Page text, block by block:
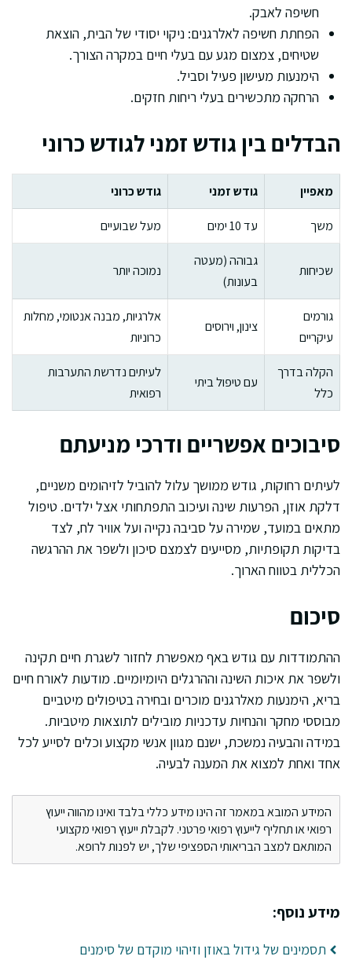
חשיפה לאבק.
הפחתת חשיפה לאלרגנים: ניקוי יסודי של הבית, הוצאת
שטיחים, צמצום מגע עם בעלי חיים במקרה הצורך.
הימנעות מעישון פעיל וסביל.
הרחקה מתכשירים בעלי ריחות חזקים.
הבדלים בין גודש זמני לגודש כרוני
מאפיין גודש זמני
גודש כרוני
משך
עד 10 ימים מעל שבועיים
שכיחות
גבוהה (מעטה
בעונות)
נמוכה יותר
גורמים
עיקריים
צינון, וירוסים
אלרגיות, מבנה אנטומי, מחלות
כרוניות
הקלה בדרך
כלל
עם טיפול ביתי
לעיתים נדרשת התערבות
רפואית
סיבוכים אפשריים ודרכי מניעתם
לעיתים רחוקות, גודש ממושך עלול להוביל לזיהומים משניים,
דלקת אוזן, הפרעות שינה ועיכוב התפתחותי אצל ילדים. טיפול
מתאים במועד, שמירה על סביבה נקייה ועל אוויר לח, לצד
בדיקות תקופתיות, מסייעים לצמצם סיכון ולשפר את ההרגשה
הכללית בטווח הארוך.
סיכום
ההתמודדות עם גודש באף מאפשרת לחזור לשגרת חיים תקינה
ולשפר את איכות השינה וההרגלים היומיומיים. מודעות לאורח חיים
בריא, הימנעות מאלרגנים מוכרים ובחירה בטיפולים מיטביים
מבוססי מחקר והנחיות עדכניות מובילים לתוצאות מיטביות.
במידה והבעיה נמשכת, ישנם מגוון אנשי מקצוע וכלים לסייע לכל
אחד ואחת למצוא את המענה לבעיה.
המידע המובא במאמר זה הינו מידע כללי בלבד ואינו מהווה ייעוץ
רפואי או תחליף לייעוץ רפואי פרטני. לקבלת ייעוץ רפואי מקצועי
המותאם למצב הבריאותי הספציפי שלך, יש לפנות לרופא.
מידע נוסף:
תסמינים של גידול באוזן וזיהוי מוקדם של סימנים